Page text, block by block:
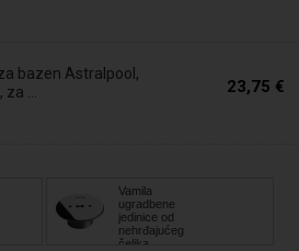
bazen Astralpool,
...
23,75 €
Vamila
ugradbene
jedinice od
nehrđajućeg
čelika